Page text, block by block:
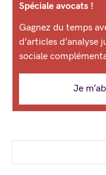
Spéciale avocats !
Gagnez du temps
d’articles
sociale
Je